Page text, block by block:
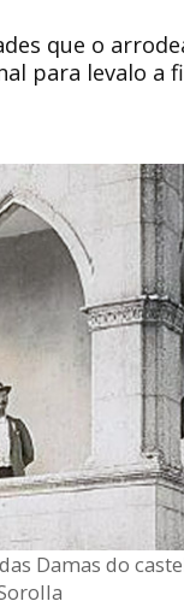
que o
para levalo a
Damas do